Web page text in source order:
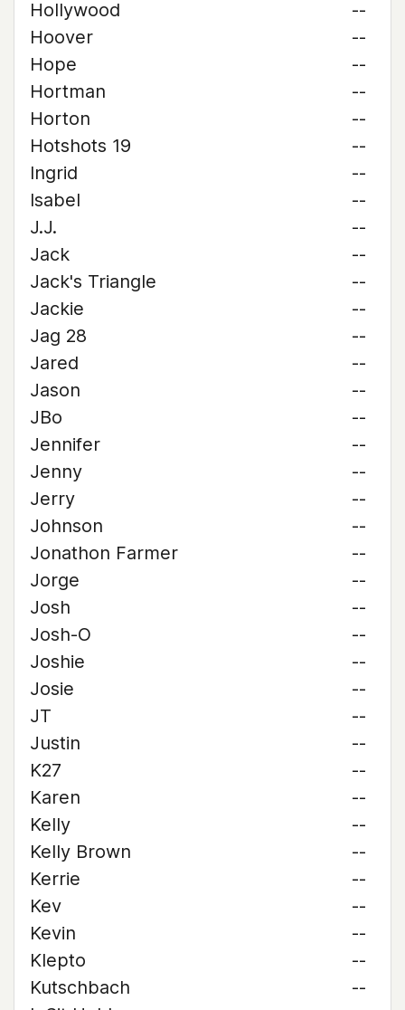
Hollywood
--
Hoover
--
Hope
--
Hortman
--
Horton
--
Hotshots 19
--
Ingrid
--
Isabel
--
J.J.
--
Jack
--
Jack's Triangle
--
Jackie
--
Jag 28
--
Jared
--
Jason
--
JBo
--
Jennifer
--
Jenny
--
Jerry
--
Johnson
--
Jonathon Farmer
--
Jorge
--
Josh
--
Josh-O
--
Joshie
--
Josie
--
JT
--
Justin
--
K27
--
Karen
--
Kelly
--
Kelly Brown
--
Kerrie
--
Kev
--
Kevin
--
Klepto
--
Kutschbach
--